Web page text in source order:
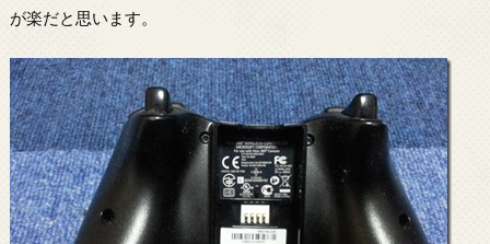
が楽だと思います。